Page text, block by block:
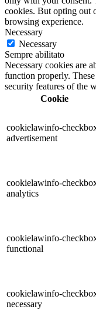
cookies. But opting out
browsing experience.
Necessary
Necessary
Sempre abilitato
Necessary cookies are
function properly.
security features of the
Cookie
cookielawinfo-
advertisement
cookielawinfo-
analytics
cookielawinfo-
functional
cookielawinfo-
necessary